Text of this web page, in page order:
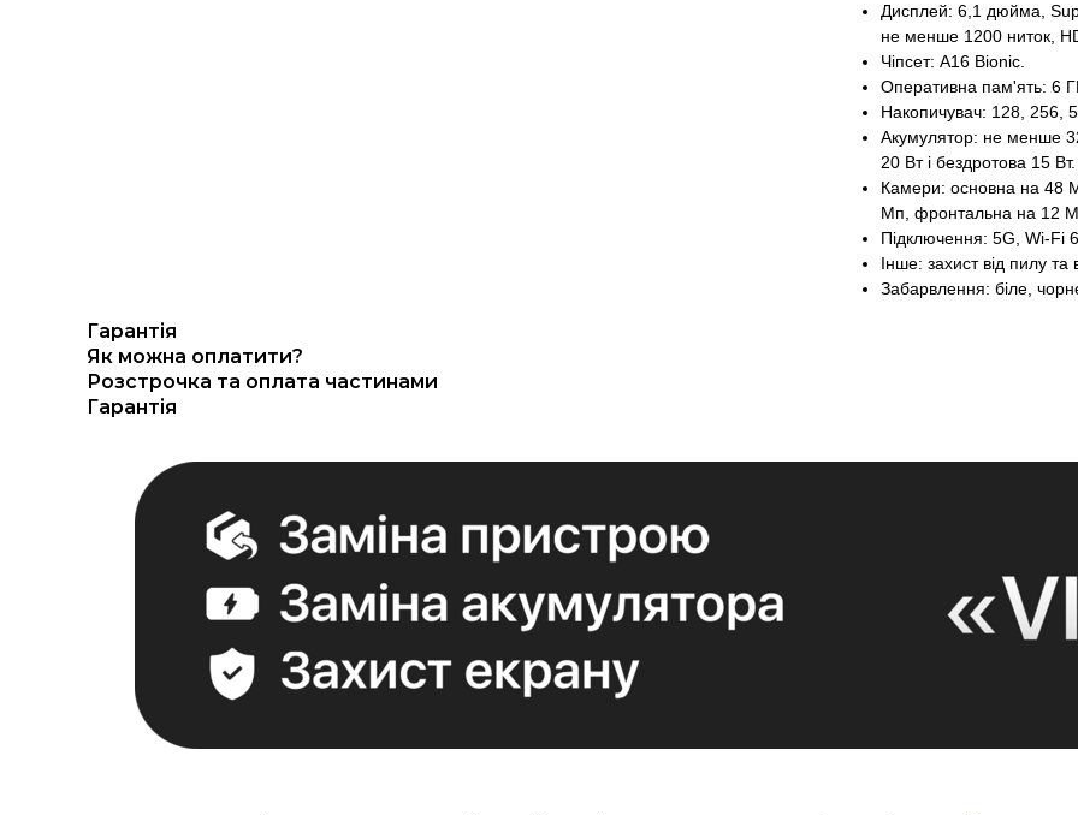
Дисплей: 6,1 дюйма,
не менше 1200 ниток,
Чіпсет: A16 Bionic.
Оперативна пам'ять: 6
Накопичувач: 128, 256,
Акумулятор: не менше
20 Вт і бездротова 15 Вт.
Камери: основна на 48
Мп, фронтальна на 12
Підключення: 5G, Wi-Fi
Iнше: захист від пилу
Забарвлення: біле,
Гарантія
Як можна оплатити?
Розстрочка та оплата частинами
Гарантія